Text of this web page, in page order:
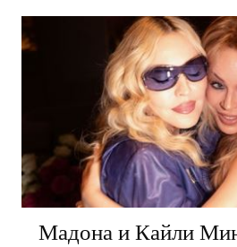
Мадона и Кайли